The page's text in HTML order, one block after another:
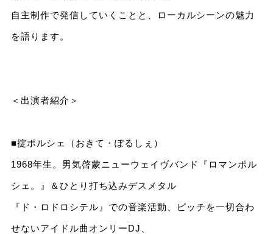
自主制作で発信していくことと、ローカルシーンの魅力
を語ります。
＜出演者紹介＞
■掟ポルシェ（おきて・ぽるしぇ）
1968年生。男気啓蒙ニューウェイヴバンド『ロマンポル
シェ。』＆ひとり打ち込みデスメタル
『ド・ロドロシテル』での音楽活動、ピッチを一切合わ
せないアイドル曲オンリーDJ、